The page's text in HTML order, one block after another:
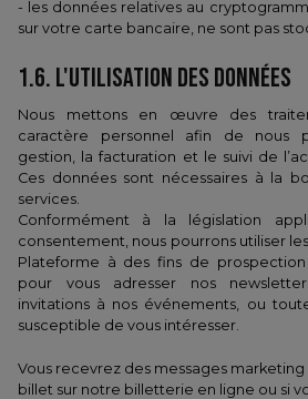
- les données relatives au
sur votre carte bancaire, ne sont pas
1.6. L'UTILISATION DES DONNÉES
Nous mettons en œuvre des
caractère personnel afin de nous
gestion, la facturation et le suivi de
Ces données sont nécessaires à la
services.
Conformément à la législation
consentement, nous pourrons utiliser
Plateforme à des fins de
pour vous adresser nos
invitations à nos événements, ou
susceptible de vous intéresser.
Vous recevrez des messages marketing
billet sur notre billetterie en ligne ou si